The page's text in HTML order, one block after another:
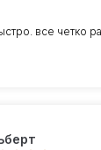
все четко